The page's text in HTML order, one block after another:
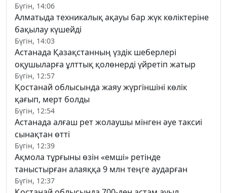
Бүгін, 14:06
Алматыда техникалық ақауы бар жүк көліктеріне
бақылау күшейді
Бүгін, 14:03
Астанада Қазақстанның үздік шеберлері
оқушыларға ұлттық қолөнерді үйретіп жатыр
Бүгін, 12:57
Қостанай облысында жаяу жүргіншіні көлік
қағып, мерт болды
Бүгін, 12:54
Астанада алғаш рет жолаушы мінген әуе таксиі
сынақтан өтті
Бүгін, 12:39
Ақмола тұрғыны өзін «емші» ретінде
таныстырған алаяққа 9 млн теңге аударған
Бүгін, 12:37